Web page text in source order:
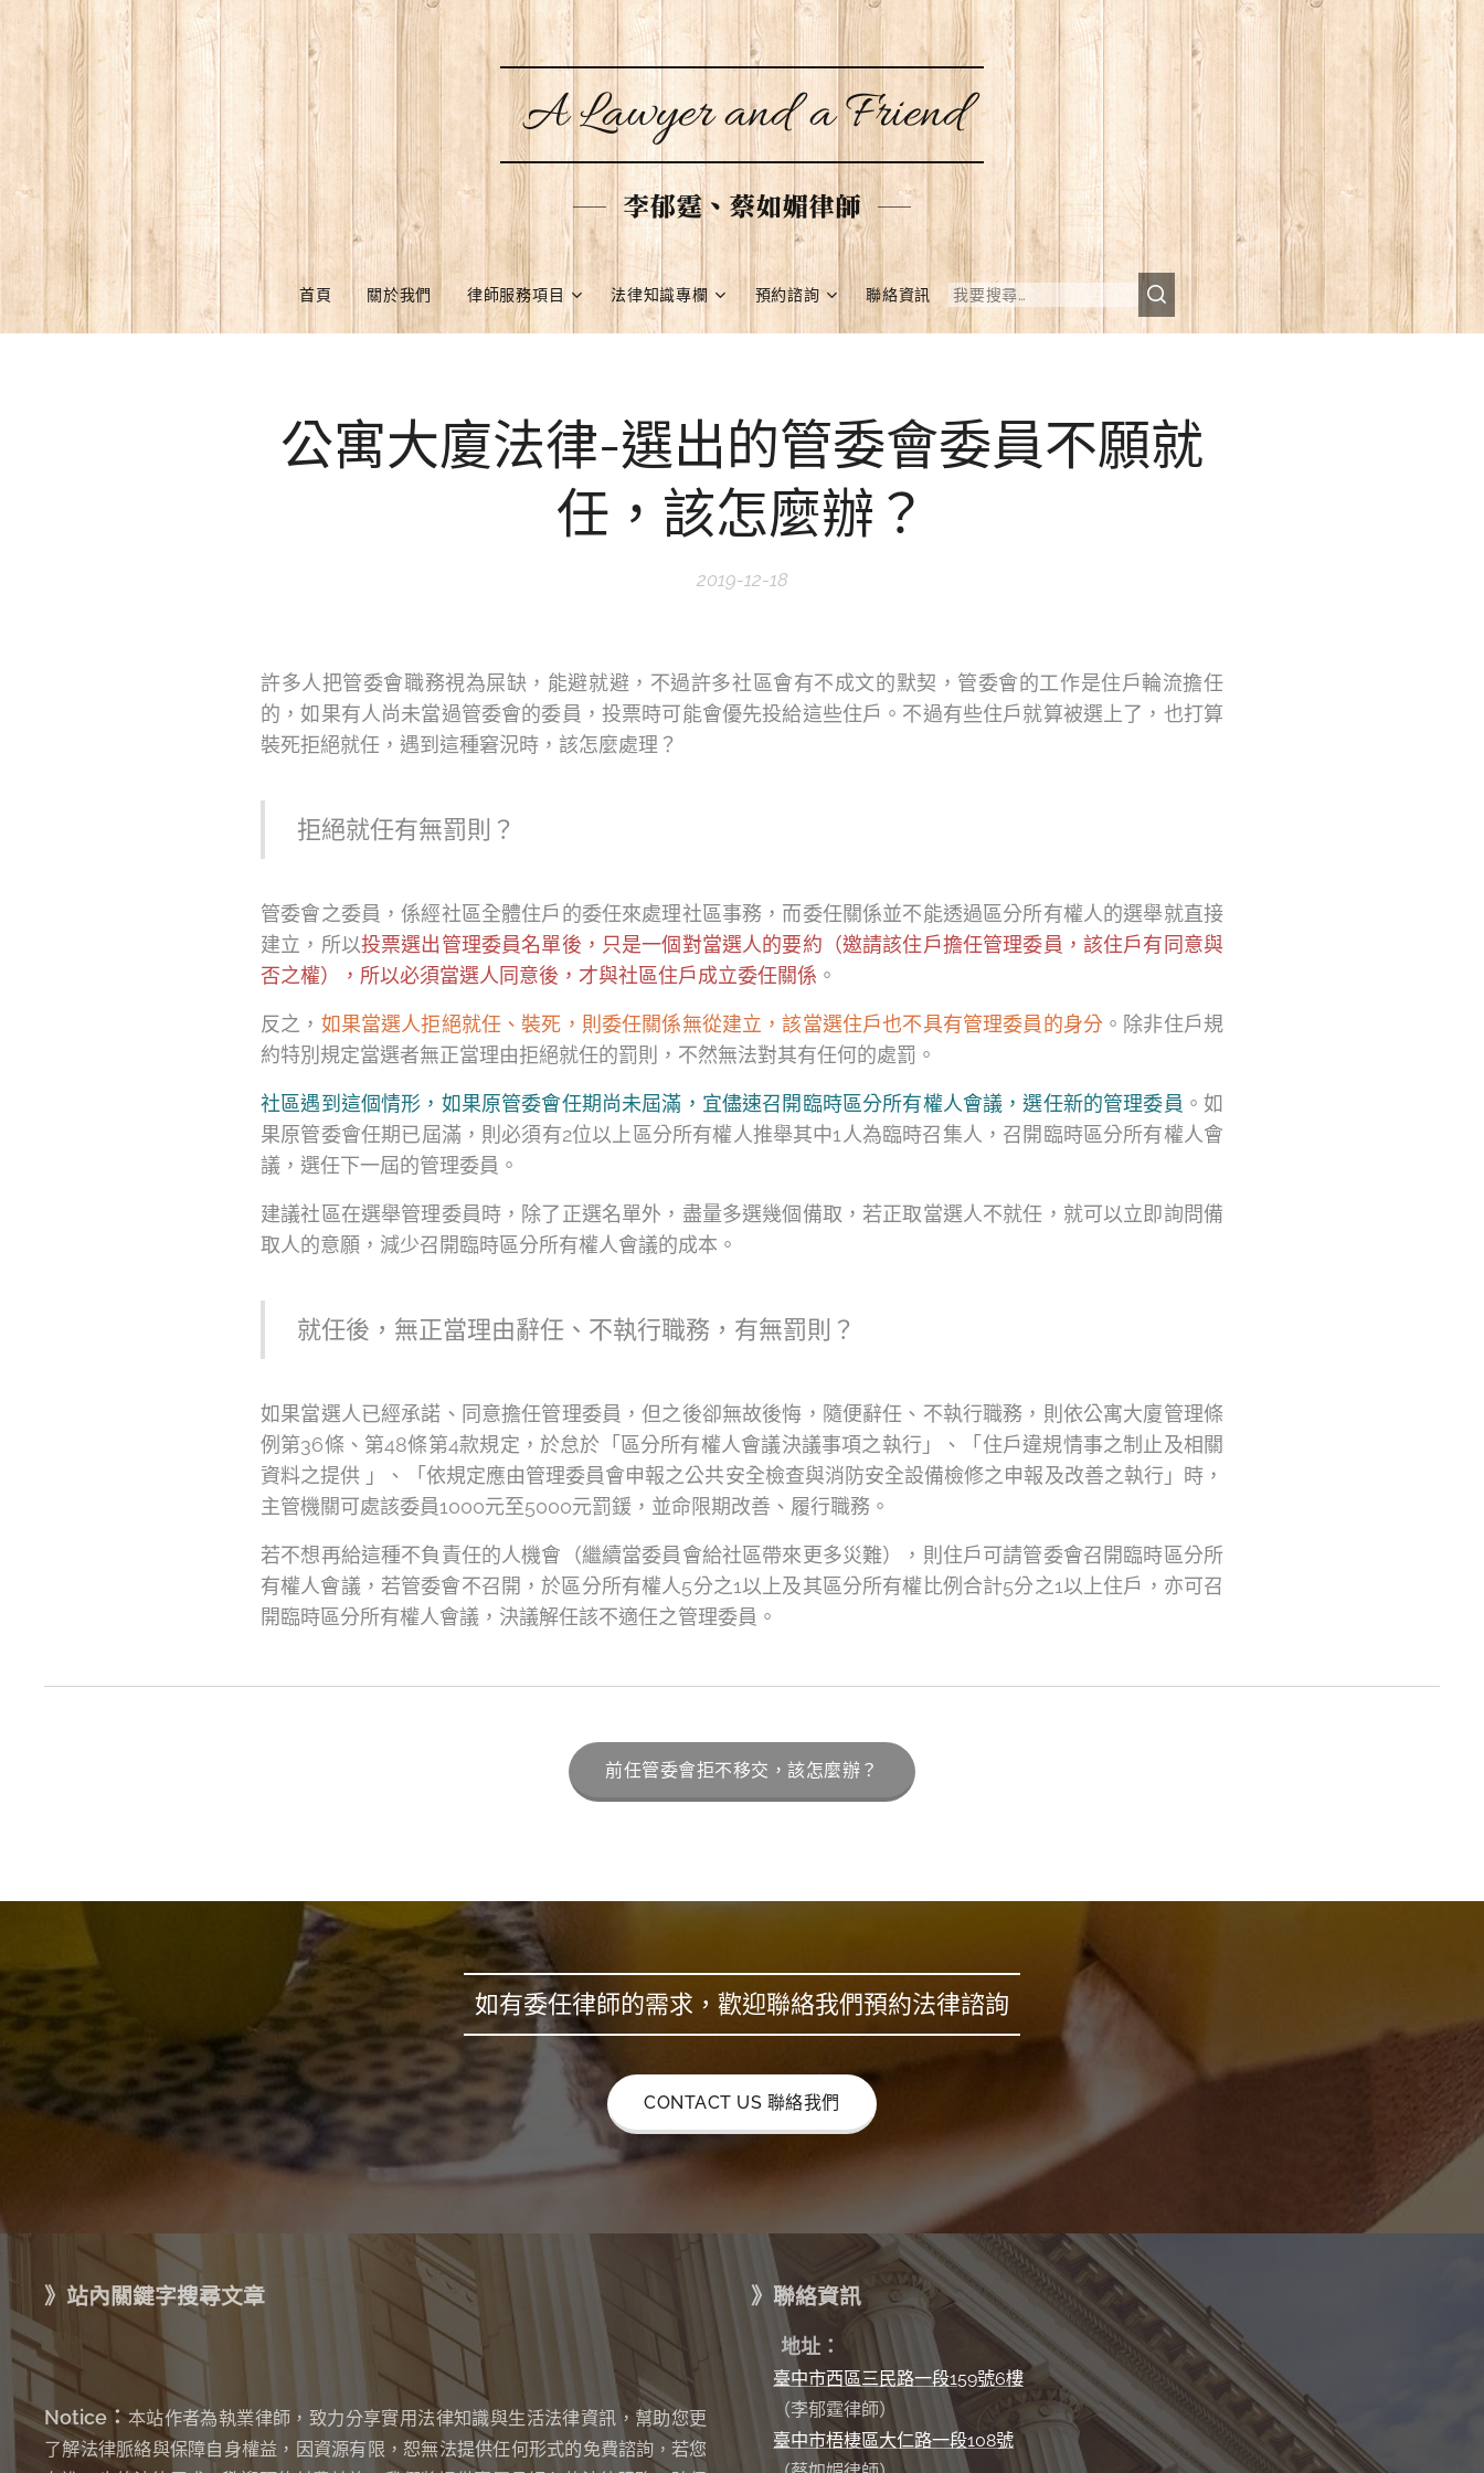
A Lawyer and a Friend
李郁霆、蔡如媚律師
首頁 關於我們 律師服務項目 法律知識專欄 預約諮詢 聯絡資訊
公寓大廈法律-選出的管委會委員不願就
任，該怎麼辦？
2019-12-18
許多人把管委會職務視為屎缺，能避就避，不過許多社區會有不成文的默契，管委會的工作是住戶輪流擔任
的，如果有人尚未當過管委會的委員，投票時可能會優先投給這些住戶。不過有些住戶就算被選上了，也打算
裝死拒絕就任，遇到這種窘況時，該怎麼處理？
拒絕就任有無罰則？
管委會之委員，係經社區全體住戶的委任來處理社區事務，而委任關係並不能透過區分所有權人的選舉就直接
建立，所以投票選出管理委員名單後，只是一個對當選人的要約（邀請該住戶擔任管理委員，該住戶有同意與
否之權），所以必須當選人同意後，才與社區住戶成立委任關係 。
反之， 如果當選人拒絕就任、裝死，則委任關係無從建立，該當選住戶也不具有管理委員的身分 。除非住戶規
約特別規定當選者無正當理由拒絕就任的罰則，不然無法對其有任何的處罰。
社區遇到這個情形，如果原管委會任期尚未屆滿，宜儘速召開臨時區分所有權人會議，選任新的管理委員 。如
果原管委會任期已屆滿，則必須有2位以上區分所有權人推舉其中1人為臨時召集人，召開臨時區分所有權人會
議，選任下一屆的管理委員。
建議社區在選舉管理委員時，除了正選名單外，盡量多選幾個備取，若正取當選人不就任，就可以立即詢問備
取人的意願，減少召開臨時區分所有權人會議的成本。
就任後，無正當理由辭任、不執行職務，有無罰則？
如果當選人已經承諾、同意擔任管理委員，但之後卻無故後悔，隨便辭任、不執行職務，則依公寓大廈管理條
例第36條、第48條第4款規定，於怠於「區分所有權人會議決議事項之執行」、「住戶違規情事之制止及相關
資料之提供 」、「依規定應由管理委員會申報之公共安全檢查與消防安全設備檢修之申報及改善之執行」時，
主管機關可處該委員1000元至5000元罰鍰，並命限期改善、履行職務。
若不想再給這種不負責任的人機會（繼續當委員會給社區帶來更多災難），則住戶可請管委會召開臨時區分所
有權人會議，若管委會不召開，於區分所有權人5分之1以上及其區分所有權比例合計5分之1以上住戶，亦可召
開臨時區分所有權人會議，決議解任該不適任之管理委員。
前任管委會拒不移交，該怎麼辦？
如有委任律師的需求，歡迎聯絡我們預約法律諮詢
CONTACT US 聯絡我們
》站內關鍵字搜尋文章
Notice：本站作者為執業律師，致力分享實用法律知識與生活法律資訊，幫助您更
了解法律脈絡與保障自身權益，因資源有限，恕無法提供任何形式的免費諮詢 ， 若您
》聯絡資訊
✉地址：
臺中市西區三民路一段159號6樓
（李郁霆律師）
臺中市梧棲區大仁路一段108號